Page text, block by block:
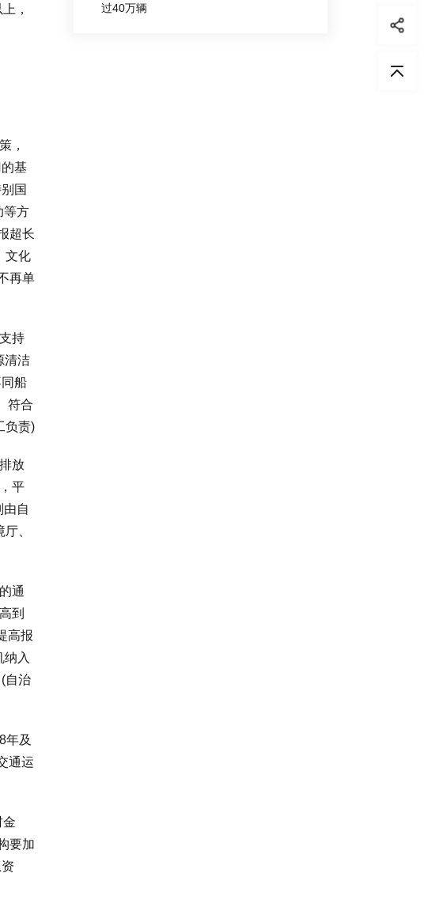
，
，
基
国
等方
超长
文化
再单
持
清洁
船
符合
负责)
放
平
自
、
通
到
高报
纳入
自治
年及
通运
要加
过40万辆